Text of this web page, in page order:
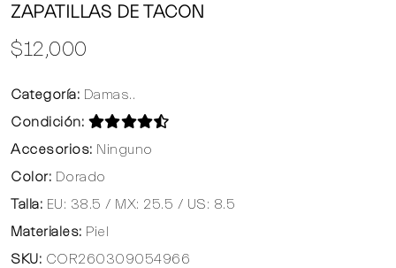
ZAPATILLAS DE TACON
$12,000
Categoría: Damas..
Condición:
Accesorios: Ninguno
Color: Dorado
Talla: EU: 38.5 / MX: 25.5 / US: 8.5
Materiales: Piel
SKU: COR260309054966